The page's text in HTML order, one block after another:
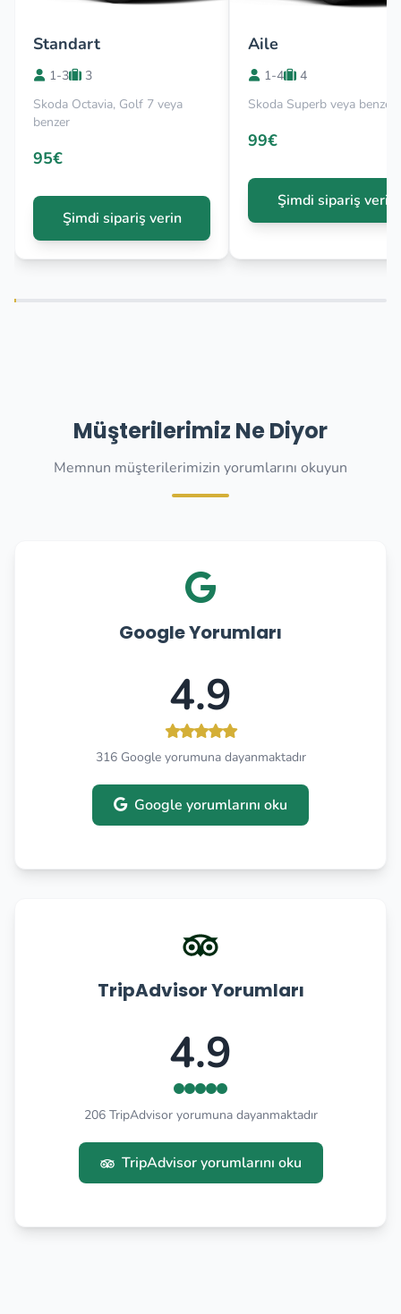
Standart
1-3
3
Skoda Octavia, Golf 7 veya
benzer
95€
Şimdi sipariş verin
Aile
1-4
4
Skoda Superb veya benzer
99€
Şimdi sipariş verin
Müşterilerimiz Ne Diyor
Memnun müşterilerimizin yorumlarını okuyun
Google Yorumları
4.9
316 Google yorumuna dayanmaktadır
Google yorumlarını oku
TripAdvisor Yorumları
4.9
206 TripAdvisor yorumuna dayanmaktadır
TripAdvisor yorumlarını oku